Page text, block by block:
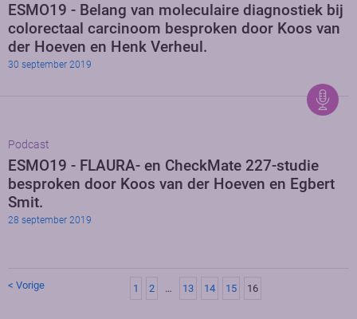
ESMO19 - Belang van moleculaire diagnostiek bij
colorectaal carcinoom besproken door Koos van
der Hoeven en Henk Verheul.
30 september 2019
Podcast
ESMO19 - FLAURA- en CheckMate 227-studie
besproken door Koos van der Hoeven en Egbert
Smit.
28 september 2019
< Vorige 1 2 … 13 14 15 16